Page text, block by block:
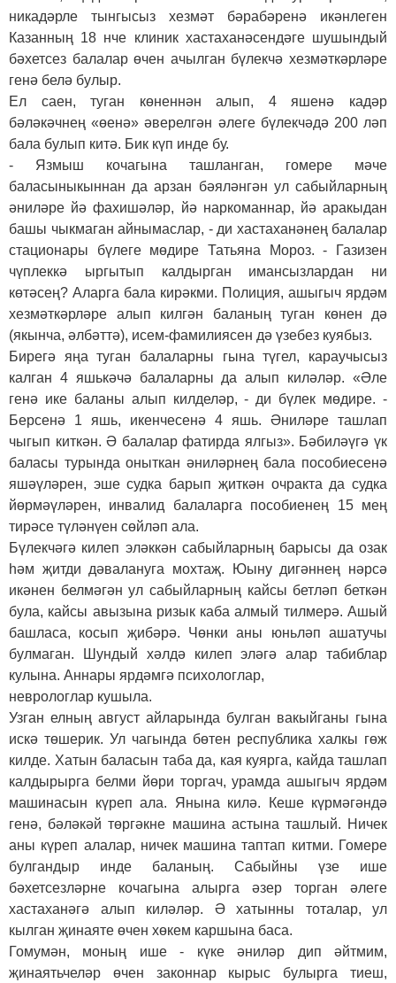
никадәрле тынгысыз хезмәт бәрабәренә икәнлеген
Казанның 18 нче клиник хастаханәсендәге шушындый
бәхетсез балалар өчен ачылган бүлекчә хезмәткәрләре
генә белә булыр.
Ел саен, туган көненнән алып, 4 яшенә кадәр
бәләкәчнең «өенә» әверелгән әлеге бүлекчәдә 200 ләп
бала булып китә. Бик күп инде бу.
- Язмыш кочагына ташланган, гомере мәче
баласыныкыннан да арзан бәяләнгән ул сабыйларның
әниләре йә фахишәләр, йә наркоманнар, йә аракыдан
башы чыкмаган айнымаслар, - ди хастаханәнең балалар
стационары бүлеге мөдире Татьяна Мороз. - Газизен
чүплеккә ыргытып калдырган имансызлардан ни
көтәсең? Аларга бала кирәкми. Полиция, ашыгыч ярдәм
хезмәт­кәрләре алып килгән баланың туган көнен дә
(якынча, әлбәттә), исем-фамилиясен дә үзебез куябыз.
Бирегә яңа туган балаларны гына түгел, караучысыз
калган 4 яшькәчә балаларны да алып киләләр. «Әле
генә ике баланы алып килделәр, - ди бүлек мөдире. -
Берсенә 1 яшь, икенчесенә 4 яшь. Әниләре ташлап
чыгып киткән. Ә балалар фатирда ялгыз». Бәбиләүгә үк
баласы турында оныткан әниләрнең бала пособиесенә
яшәүләрен, эше судка барып җиткән очракта да судка
йөрмәүләрен, инвалид балаларга пособиенең 15 мең
тирәсе түләнүен сөйләп ала.
Бүлекчәгә килеп эләккән сабыйларның барысы да озак
һәм җитди дәвалануга мохтаҗ. Юыну дигәннең нәрсә
икәнен белмәгән ул сабыйларның кайсы бетләп беткән
була, кайсы авызына ризык каба алмый тилмерә. Ашый
башласа, косып җибәрә. Чөнки аны юньләп ашатучы
булмаган. Шундый хәлдә килеп эләгә алар табиблар
кулына. Аннары ярдәмгә психологлар,
неврологлар кушыла.
Узган елның август айларында булган вакыйганы гына
искә төшерик. Ул чагында бөтен республика халкы гөж
килде. Хатын баласын таба да, кая куярга, кайда ташлап
калдырырга белми йөри торгач, урамда ашыгыч ярдәм
машинасын күреп ала. Янына килә. Кеше күрмәгәндә
генә, бәләкәй төргәкне машина астына ташлый. Ничек
аны күреп алалар, ничек машина таптап китми. Гомере
булгандыр инде баланың. Сабыйны үзе ише
бәхетсезләрне кочагына алырга әзер торган әлеге
хастаханәгә алып киләләр. Ә хатынны тоталар, ул
кылган җинаяте өчен хөкем каршына баса.
Гомумән, моның ише - күке әниләр дип әйтмим,
җинаятьчеләр өчен законнар кырыс булырга тиеш,